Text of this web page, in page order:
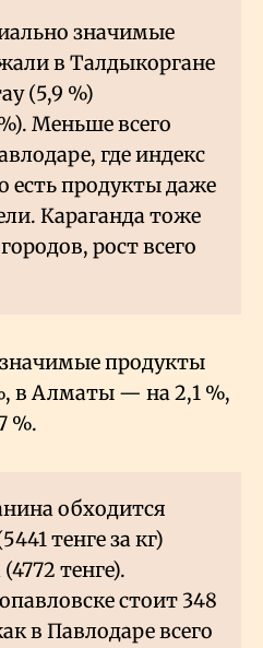
значимые
в Талдыкоргане
(5,9 %)
Меньше всего
где индекс
есть продукты даже
Караганда тоже
рост всего
продукты
в Алматы — на 2,1 %,
%.
обходится
тенге за кг)
тенге).
стоит 348
в Павлодаре всего